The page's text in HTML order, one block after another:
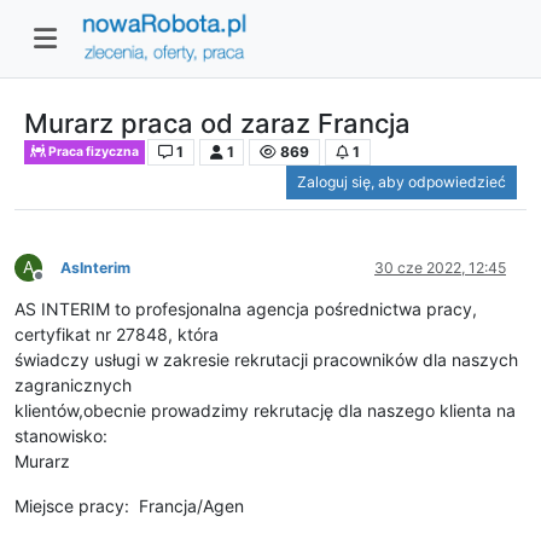
Murarz praca od zaraz Francja
Praca fizyczna 1 1 869
1
Zaloguj się, aby odpowiedzieć
A
Niedostępny
AsInterim 30 cze 2022, 12:45
AS INTERIM to profesjonalna agencja pośrednictwa pracy,
certyfikat nr 27848, która
świadczy usługi w zakresie rekrutacji pracowników dla naszych
zagranicznych
klientów,obecnie prowadzimy rekrutację dla naszego klienta na
stanowisko:
Murarz
Miejsce pracy: Francja/Agen